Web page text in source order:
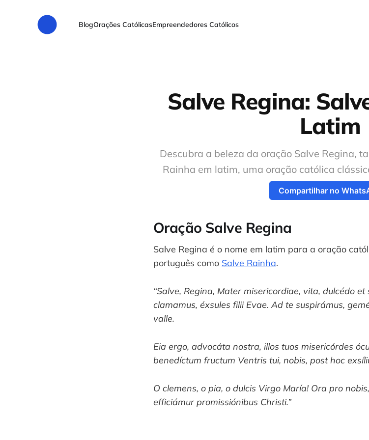
BlogOrações CatólicasEmpreendedores Católicos
Salve Regina:
Latim
Descubra a beleza da oração Salve Regina,
Rainha em latim, uma oração católica
Compartilhar no
Oração Salve Regina
Salve Regina é o nome em latim para a oração
português como Salve Rainha.
“Salve, Regina, Mater misericordiae, vita, dulcédo
clamamus, éxsules filii Evae. Ad te suspirámus,
valle.
Eia ergo, advocáta nostra, illos tuos misericórdes
benedíctum fructum Ventris tui, nobis, post hoc
O clemens, o pia, o dulcis Virgo María! Ora pro
efficiámur promissiónibus Christi.”